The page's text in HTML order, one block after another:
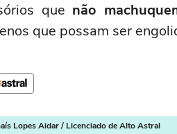
que não
que possam ser
Lopes Aidar / Licenciado de Alto Astral